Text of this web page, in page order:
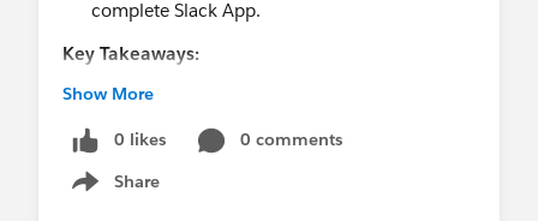
complete Slack App.
Key Takeaways:
How Slack's automation platform streamlines
Getting started with tools like Slack CLI and
Show More
0 likes
0 comments
Share
Show menu